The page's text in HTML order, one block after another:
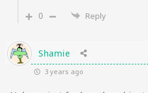
0
Reply
Shamie
3 years ago